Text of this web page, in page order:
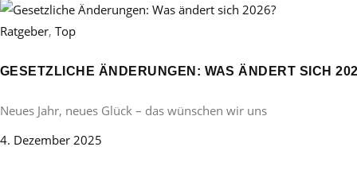
Ratgeber, Top
GESETZLICHE ÄNDERUNGEN: WAS ÄNDERT SICH
Neues Jahr, neues Glück – das wünschen wir uns
4. Dezember 2025